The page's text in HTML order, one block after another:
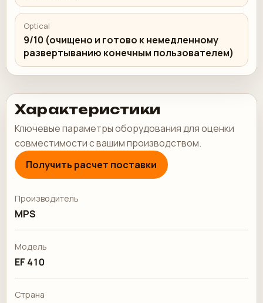
Optical
9/10 (очищено и готово к немедленному
развертыванию конечным пользователем)
Характеристики
Ключевые параметры оборудования для оценки
совместимости с вашим производством.
Получить расчет поставки
Производитель
MPS
Модель
EF 410
Страна